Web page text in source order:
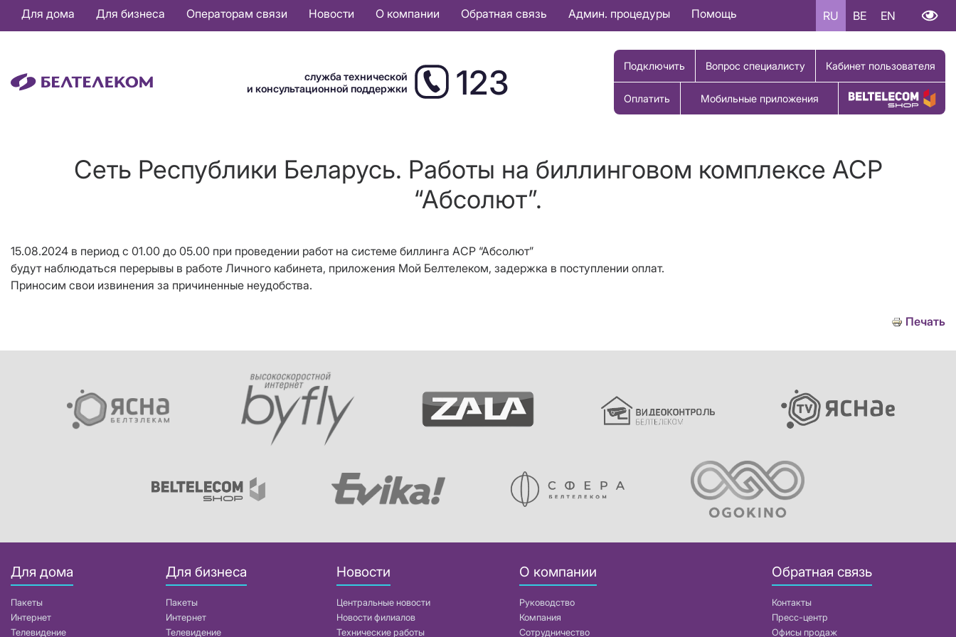
Основная
навигация
Для дома Для бизнеса Операторам связи Новости О компании Обратная связь Админ. процедуры Помощь RU BE EN
служба технической
и консультационной поддержки
123 Подключить Вопрос специалисту Кабинет пользователя
Оплатить Мобильные приложения Купить товар
Сеть Республики Беларусь. Работы на биллинговом комплексе АСР
“Абсолют”.
15.08.2024 в период с 01.00 до 05.00 при проведении работ на системе биллинга АСР “Абсолют”
будут наблюдаться перерывы в работе Личного кабинета, приложения Мой Белтелеком, задержка в поступлении оплат.
Приносим свои извинения за причиненные неудобства.
Печать
Для дома
Пакеты
Интернет
Телевидение
Для бизнеса
Пакеты
Интернет
Телевидение
Новости
Центральные новости
Новости филиалов
Технические работы
О компании
Руководство
Компания
Сотрудничество
Обратная связь
Контакты
Пресс-центр
Офисы продаж